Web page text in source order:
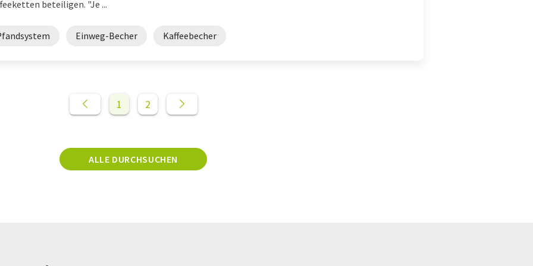
beteiligen. "Je ...
Einweg-Becher Kaffeebecher
1 2
ALLE DURCHSUCHEN